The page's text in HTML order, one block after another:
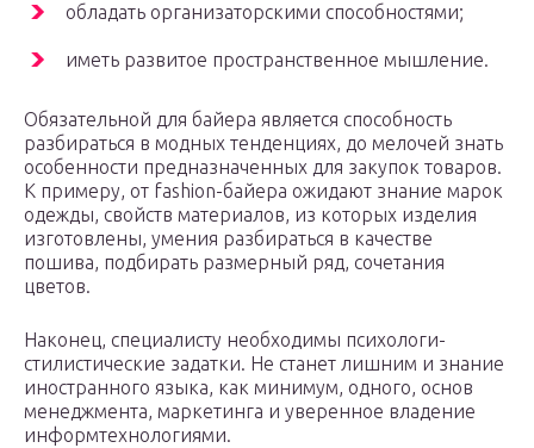
обладать организаторскими способностями;
иметь развитое пространственное мышление.
Обязательной для байера является способность
разбираться в модных тенденциях, до мелочей знать
особенности предназначенных для закупок товаров.
К примеру, от fashion-байера ожидают знание марок
одежды, свойств материалов, из которых изделия
изготовлены, умения разбираться в качестве
пошива, подбирать размерный ряд, сочетания
цветов.
Наконец, специалисту необходимы психологи-
стилистические задатки. Не станет лишним и знание
иностранного языка, как минимум, одного, основ
менеджмента, маркетинга и уверенное владение
информтехнологиями.